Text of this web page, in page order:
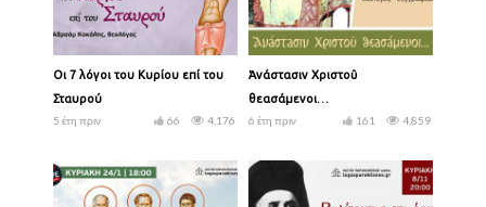
Οι 7 λόγοι του Κυρίου επί του
Σταυρού
5 έτη πριν
4,176
66
Ἀνάστασιν Χριστοῦ
θεασάμενοι…
6 έτη πριν
4,859
161